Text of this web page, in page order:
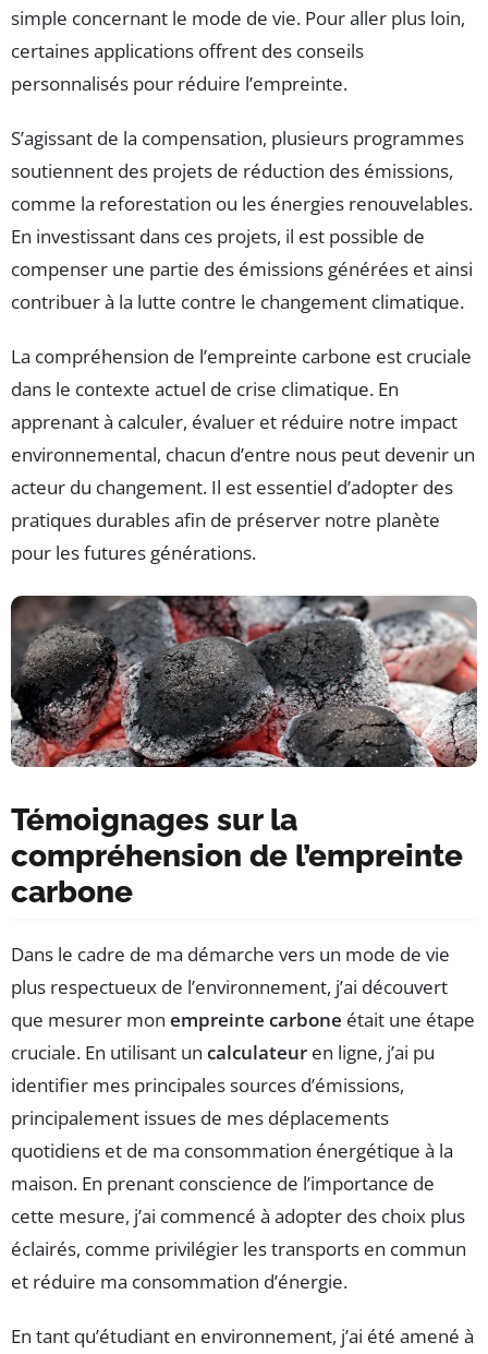
simple concernant le mode de vie. Pour aller plus loin,
certaines applications offrent des conseils
personnalisés pour réduire l’empreinte.
S’agissant de la compensation, plusieurs programmes
soutiennent des projets de réduction des émissions,
comme la reforestation ou les énergies renouvelables.
En investissant dans ces projets, il est possible de
compenser une partie des émissions générées et ainsi
contribuer à la lutte contre le changement climatique.
La compréhension de l’empreinte carbone est cruciale
dans le contexte actuel de crise climatique. En
apprenant à calculer, évaluer et réduire notre impact
environnemental, chacun d’entre nous peut devenir un
acteur du changement. Il est essentiel d’adopter des
pratiques durables afin de préserver notre planète
pour les futures générations.
Témoignages sur la
compréhension de l’empreinte
carbone
Dans le cadre de ma démarche vers un mode de vie
plus respectueux de l’environnement, j’ai découvert
que mesurer mon empreinte carbone était une étape
cruciale. En utilisant un calculateur en ligne, j’ai pu
identifier mes principales sources d’émissions,
principalement issues de mes déplacements
quotidiens et de ma consommation énergétique à la
maison. En prenant conscience de l’importance de
cette mesure, j’ai commencé à adopter des choix plus
éclairés, comme privilégier les transports en commun
et réduire ma consommation d’énergie.
En tant qu’étudiant en environnement, j’ai été amené à